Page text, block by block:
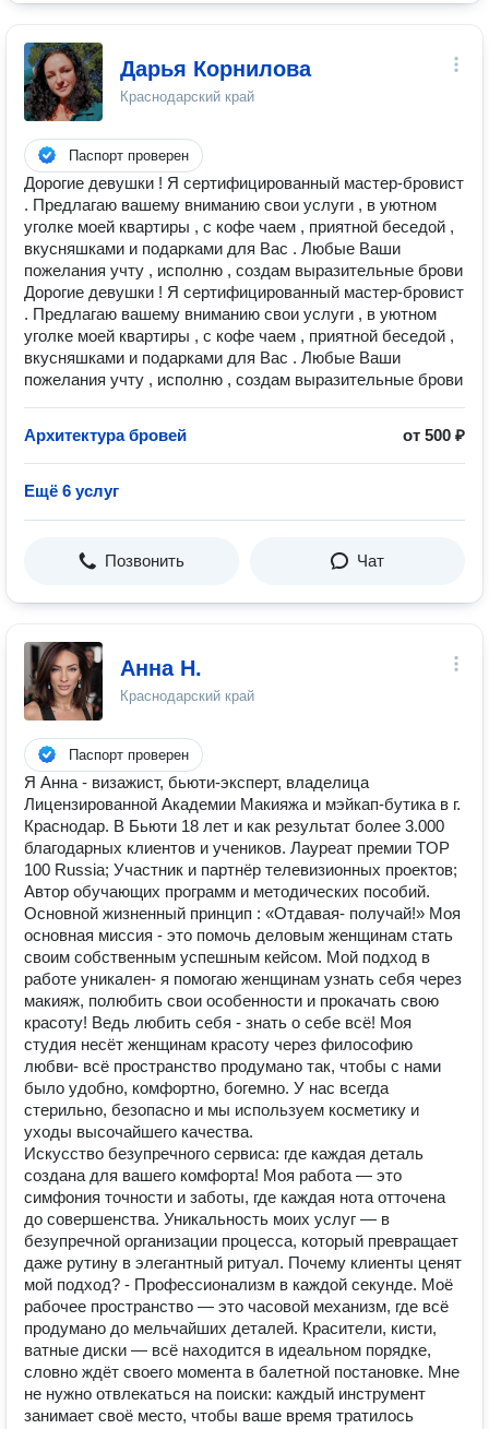
Дарья Корнилова
Краснодарский край
Паспорт проверен
Дорогие девушки ! Я сертифицированный мастер-бровист
. Предлагаю вашему вниманию свои услуги , в уютном
уголке моей квартиры , с кофе чаем , приятной беседой ,
вкусняшками и подарками для Вас . Любые Ваши
пожелания учту , исполню , создам выразительные брови
Дорогие девушки ! Я сертифицированный мастер-бровист
. Предлагаю вашему вниманию свои услуги , в уютном
уголке моей квартиры , с кофе чаем , приятной беседой ,
вкусняшками и подарками для Вас . Любые Ваши
пожелания учту , исполню , создам выразительные брови
Архитектура бровей от 500 ₽
Ещё 6 услуг
Позвонить Чат
Анна Н.
Краснодарский край
Паспорт проверен
Я Анна - визажист, бьюти-эксперт, владелица
Лицензированной Академии Макияжа и мэйкап-бутика в г.
Краснодар. В Бьюти 18 лет и как результат более 3.000
благодарных клиентов и учеников. Лауреат премии TOP
100 Russia; Участник и партнёр телевизионных проектов;
Автор обучающих программ и методических пособий.
Основной жизненный принцип : «Отдавая- получай!» Моя
основная миссия - это помочь деловым женщинам стать
своим собственным успешным кейсом. Мой подход в
работе уникален- я помогаю женщинам узнать себя через
макияж, полюбить свои особенности и прокачать свою
красоту! Ведь любить себя - знать о себе всё! Моя
студия несёт женщинам красоту через философию
любви- всё пространство продумано так, чтобы с нами
было удобно, комфортно, богемно. У нас всегда
стерильно, безопасно и мы используем косметику и
уходы высочайшего качества.
Искусство безупречного сервиса: где каждая деталь
создана для вашего комфорта! Моя работа — это
симфония точности и заботы, где каждая нота отточена
до совершенства. Уникальность моих услуг — в
безупречной организации процесса, который превращает
даже рутину в элегантный ритуал. Почему клиенты ценят
мой подход? - Профессионализм в каждой секунде. Моё
рабочее пространство — это часовой механизм, где всё
продумано до мельчайших деталей. Красители, кисти,
ватные диски — всё находится в идеальном порядке,
словно ждёт своего момента в балетной постановке. Мне
не нужно отвлекаться на поиски: каждый инструмент
занимает своё место, чтобы ваше время тратилось